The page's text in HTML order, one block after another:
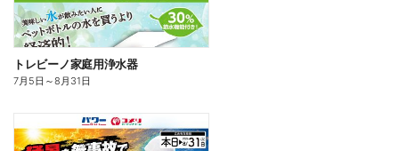
トレビーノ家庭用浄水器
7月5日 ～8月31日